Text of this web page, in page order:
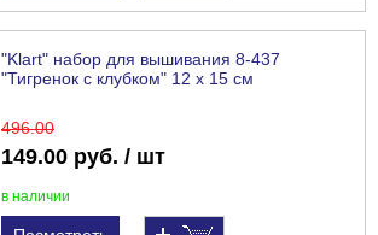
"Klart" набор для вышивания 8-437
"Тигренок с клубком" 12 х 15 см
496.00
149.00 руб. / шт
в наличии